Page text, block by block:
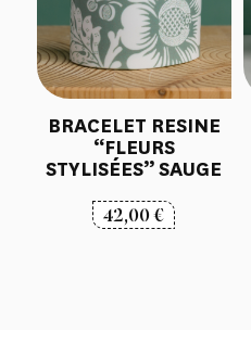
BRACELET RESINE
“FLEURS
STYLISÉES” SAUGE
42,00€